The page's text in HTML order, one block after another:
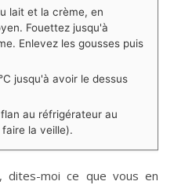
lait et la crème, en
Fouettez jusqu'à
Enlevez les gousses puis
jusqu'à avoir le dessus
au réfrigérateur au
la veille).
moi ce que vous en